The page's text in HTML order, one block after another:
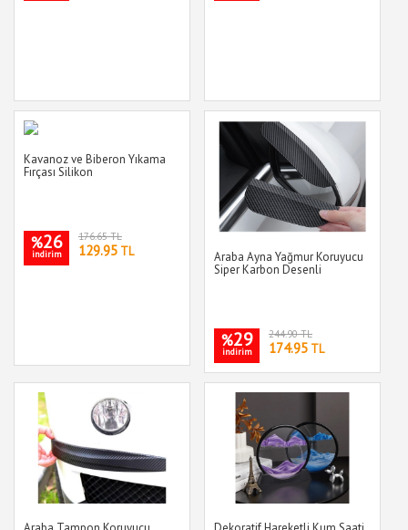
Kavanoz ve Biberon Yıkama
Fırçası Silikon
%26
indirim
176.65 TL
129.95 TL
Araba Ayna Yağmur Koruyucu
Siper Karbon Desenli
%29
indirim
244.90 TL
174.95 TL